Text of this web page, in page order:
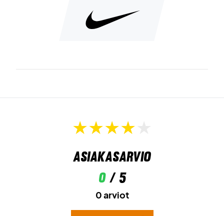
Asiakasarvio
0/ 5
0 arviot